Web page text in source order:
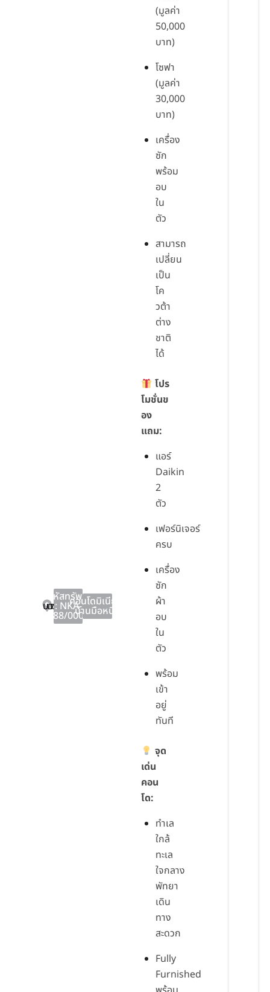
บางละมุง
บางละมุง
ชลบุรี
รหัสทรัพย์
: NKA-
288/0001
คอนโดมิเนียม
บ้านมือหนึ่ง
(มูลค่า
50,000
บาท)
โซฟา
(มูลค่า
30,000
บาท)
เครื่อง
ซัก
พร้อม
อบ
ใน
ตัว
สามารถ
เปลี่ยน
เป็น
โค
วต้า
ต่าง
ชาติ
ได้
โปร
โมชั่นข
อง
แถม:
แอร์
Daikin
2
ตัว
เฟอร์นิเจอร์
ครบ
เครื่อง
ซัก
ผ้า
อบ
ใน
ตัว
พร้อม
เข้า
อยู่
ทันที
จุด
เด่น
คอน
โด:
ทำเล
ใกล้
ทะเล
ใจกลาง
พัทยา
เดิน
ทาง
สะดวก
Fully
Furnished